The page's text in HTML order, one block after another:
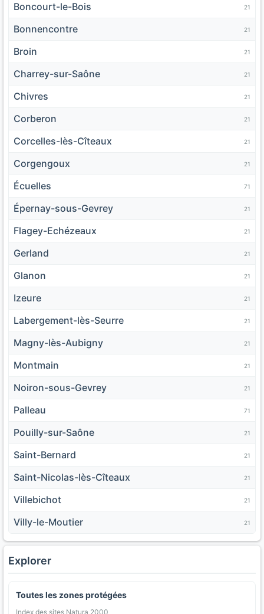
Boncourt-le-Bois 21
Bonnencontre 21
Broin 21
Charrey-sur-Saône 21
Chivres 21
Corberon 21
Corcelles-lès-Cîteaux 21
Corgengoux 21
Écuelles 71
Épernay-sous-Gevrey 21
Flagey-Echézeaux 21
Gerland 21
Glanon 21
Izeure 21
Labergement-lès-Seurre 21
Magny-lès-Aubigny 21
Montmain 21
Noiron-sous-Gevrey 21
Palleau 71
Pouilly-sur-Saône 21
Saint-Bernard 21
Saint-Nicolas-lès-Cîteaux 21
Villebichot 21
Villy-le-Moutier 21
Explorer
Toutes les zones protégées
Index des sites Natura 2000